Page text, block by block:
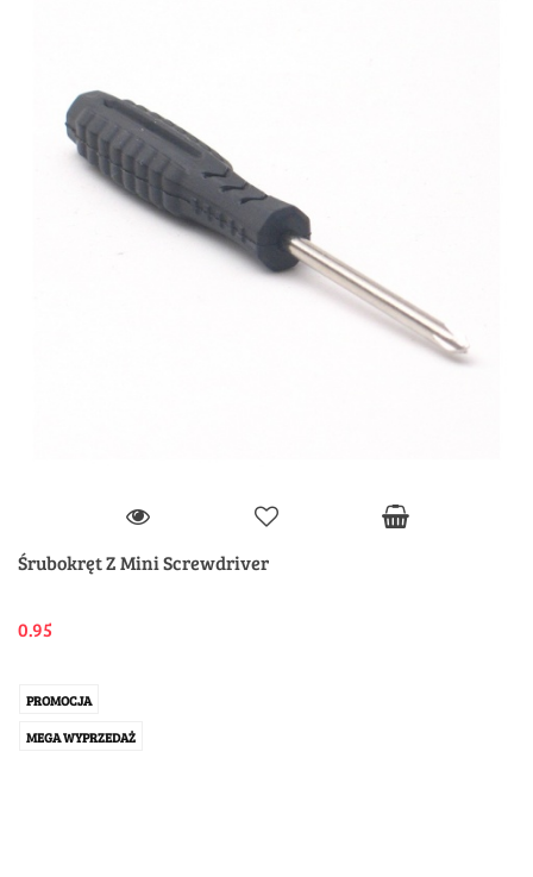
Śrubokręt Z Mini Screwdriver
0.95
PROMOCJA
MEGA WYPRZEDAŻ